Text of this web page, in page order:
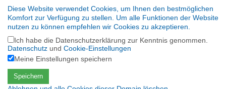
Diese Website verwendet Cookies, um Ihnen den bestmöglichen
Komfort zur Verfügung zu stellen. Um alle Funktionen der Website
nutzen zu können empfehlen wir Cookies zu akzeptieren.
Ich habe die Datenschutzerklärung zur Kenntnis genommen.
Datenschutz und Cookie-Einstellungen
Meine Einstellungen speichern
Speichern